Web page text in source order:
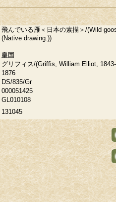
飛んでいる雁＜日本の素描＞/(Wild
(Native drawing.))
皇国
グリフィス/(Griffis, William Elliot,
1876
DS/835/Gr
000051425
GL010108
131045